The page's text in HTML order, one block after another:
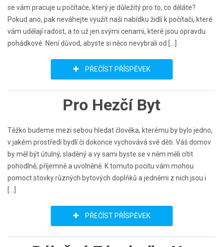
se vám pracuje u počítače, který je důležitý pro to, co děláte?
Pokud ano, pak neváhejte využít naši nabídku židlí k počítači, které
vám udělají radost, a to už jen svými cenami, které jsou opravdu
pohádkové. Není důvod, abyste si něco nevybrali od […]
PŘEČÍST PŘÍSPĚVEK
Pro Hezčí Byt
Těžko budeme mezi sebou hledat člověka, kterému by bylo jedno,
v jakém prostředí bydlí či dokonce vychovává své děti. Váš domov
by měl být útulný, sladěný a vy sami byste se v něm měli cítit
pohodlně, příjemně a uvolněně. K tomuto pocitu vám mohou
pomoct stovky různých bytových doplňků a jedněmi z nich jsou i
PŘEČÍST PŘÍSPĚVEK